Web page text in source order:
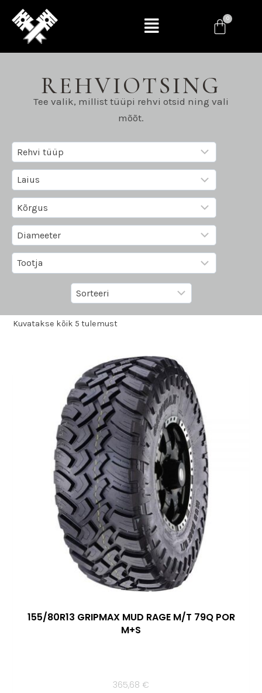
REHVIOTSING
Tee valik, millist tüüpi rehvi otsid ning vali
mõõt.
Kuvatakse kõik 5 tulemust
155/80R13 GRIPMAX MUD RAGE M/T 79Q POR
M+S
365,68 €